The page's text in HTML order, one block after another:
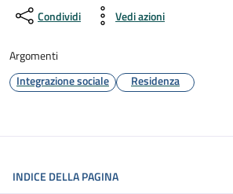
Condividi Vedi azioni
Argomenti
Integrazione sociale
Residenza
INDICE DELLA PAGINA